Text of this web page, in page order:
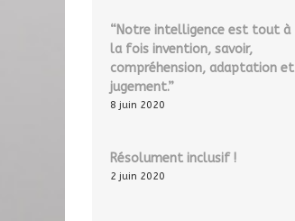
“Notre intelligence est tout à
la fois invention, savoir,
compréhension, adaptation et
jugement.”
8 juin 2020
Résolument inclusif !
2 juin 2020